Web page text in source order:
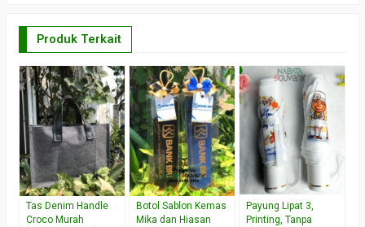
Produk Terkait
Tas Denim Handle
Croco Murah
Botol Sablon Kemas
Mika dan Hiasan
Payung Lipat 3,
Printing, Tanpa